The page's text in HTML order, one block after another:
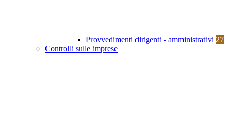
Provvedimenti dirigenti - amministrativi 27
Controlli sulle imprese